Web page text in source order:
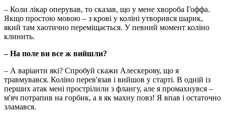
– Коли лікар оперував, то сказав, що у мене хвороба Гоффа.
Якщо простою мовою – з крові у коліні утворився шарик,
який там хаотично переміщається. У певний момент коліно
клинить.
– На поле ви все ж вийшли?
– А варіанти які? Спробуй скажи Алескерову, що я
травмувався. Коліно перев'язав і вийшов у старті. В одній із
перших атак мені прострілили з флангу, але я промахнувся –
м'яч потрапив на горбик, а я як махну повз! Я впав і остаточно
зламався.